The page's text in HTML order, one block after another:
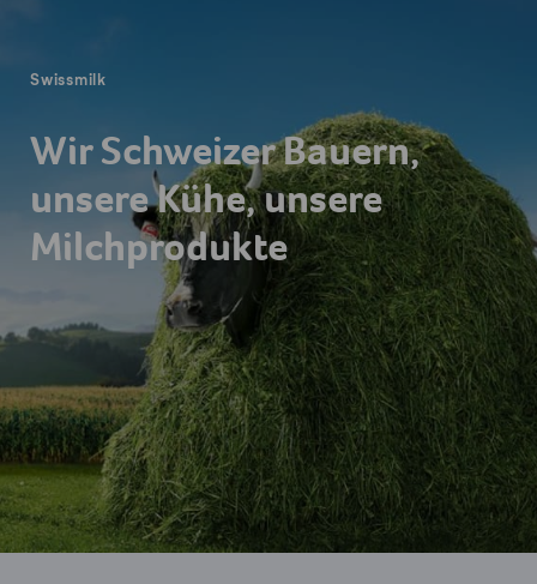
Swissmilk
Wir Schweizer Bauern,
unsere Kühe, unsere
Milchprodukte